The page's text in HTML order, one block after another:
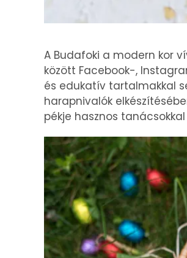
A Budafoki a modern kor
között Facebook-,
és edukatív tartalmakkal
harapnivalók
pékje hasznos